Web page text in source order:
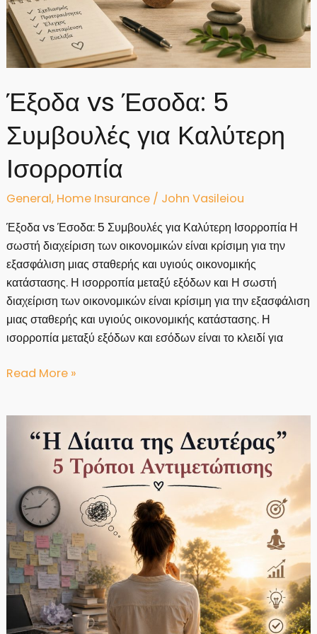
Έξοδα vs Έσοδα: 5
Συμβουλές για Καλύτερη
Ισορροπία
General, Home Insurance/ John Vasileiou
Έξοδα vs Έσοδα: 5 Συμβουλές για Καλύτερη Ισορροπία Η
σωστή διαχείριση των οικονομικών είναι κρίσιμη για την
εξασφάλιση μιας σταθερής και υγιούς οικονομικής
κατάστασης. Η ισορροπία μεταξύ εξόδων και Η σωστή
διαχείριση των οικονομικών είναι κρίσιμη για την εξασφάλιση
μιας σταθερής και υγιούς οικονομικής κατάστασης. Η
ισορροπία μεταξύ εξόδων και εσόδων είναι το κλειδί για
Έξοδα
Συμβουλές
Καλύτερη
Ισορροπία
Read More »